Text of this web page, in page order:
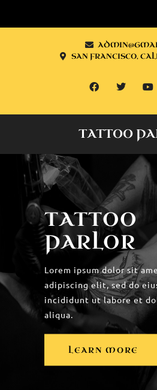
SAN FRANCISCO,
TATTOO
TATTOO
PARLOR
Lorem ipsum dolor sit
adipiscing elit, sed do
incididunt ut labore et
aliqua.
LEARN MORE